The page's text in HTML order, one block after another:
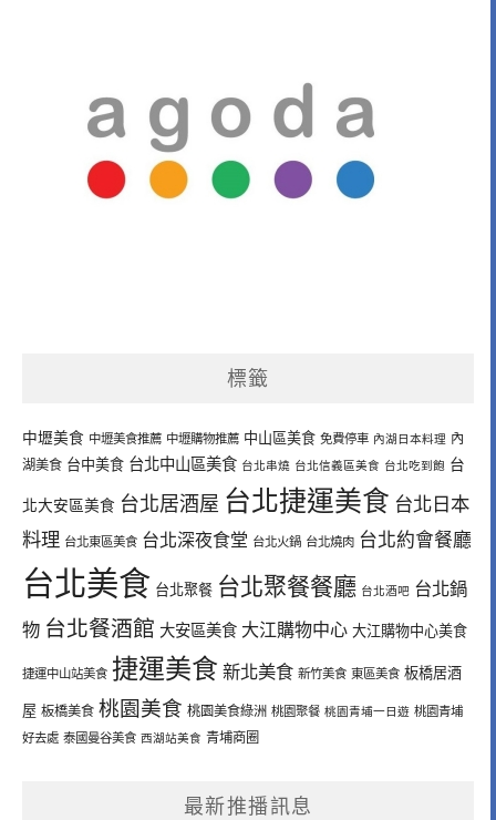
標籤
中壢美食 中壢美食推薦 中壢購物推薦 中山區美食 免費停車 內湖日本料理 內
湖美食 台中美食 台北中山區美食 台北串燒 台北信義區美食 台北吃到飽 台
北大安區美食 台北居酒屋 台北捷運美食 台北日本
料理 台北東區美食 台北深夜食堂 台北火鍋 台北燒肉 台北約會餐廳
台北美食 台北聚餐 台北聚餐餐廳 台北酒吧 台北鍋
物 台北餐酒館 大安區美食 大江購物中心 大江購物中心美食
捷運中山站美食 捷運美食 新北美食 新竹美食 東區美食 板橋居酒
屋 板橋美食 桃園美食 桃園美食綠洲 桃園聚餐 桃園青埔一日遊 桃園青埔
好去處 泰國曼谷美食 西湖站美食 青埔商圈
最新推播訊息